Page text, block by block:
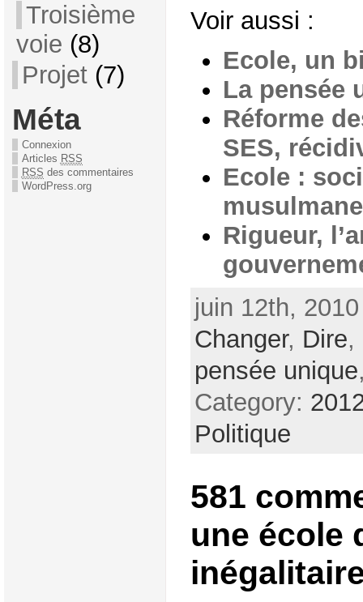
Troisième
voie (8)
Projet(7)
Méta
Connexion
Articles RSS
RSS des commentaires
WordPress.org
Voir aussi :
Ecole, un
La pensée
Réforme
SES,
Ecole :
Rigueur,
juin 12th,
Changer, Dire,
pensée unique
Category:
Politique
581
une école